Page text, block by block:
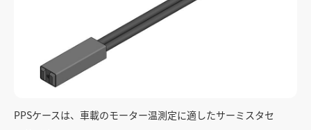
製品カタログ
お問い合わせ
PPSケースは、車載のモーター温測定に適したサーミスタセ